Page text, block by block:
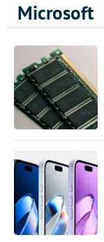
Microsoft